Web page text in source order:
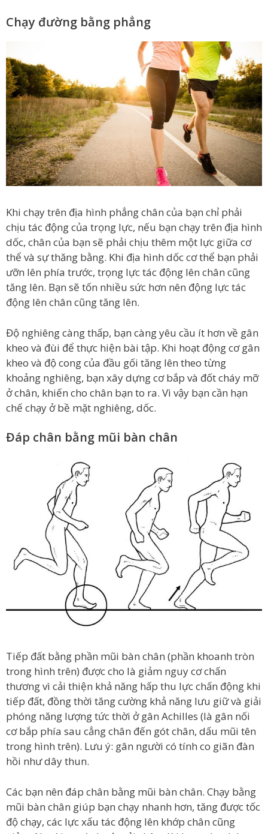
Chạy đường bằng phẳng
Khi chạy trên địa hình phẳng chân của bạn chỉ phải
chịu tác động của trọng lực, nếu bạn chạy trên địa hình
dốc, chân của bạn sẽ phải chịu thêm một lực giữa cơ
thể và sự thăng bằng. Khi địa hình dốc cơ thể bạn phải
ưỡn lên phía trước, trọng lực tác động lên chân cũng
tăng lên. Bạn sẽ tốn nhiều sức hơn nên động lực tác
động lên chân cũng tăng lên.
Độ nghiêng càng thấp, bạn càng yêu cầu ít hơn về gân
kheo và đùi để thực hiện bài tập. Khi hoạt động cơ gân
kheo và độ cong của đầu gối tăng lên theo từng
khoảng nghiêng, bạn xây dựng cơ bắp và đốt cháy mỡ
ở chân, khiến cho chân bạn to ra. Vì vậy bạn cần hạn
chế chạy ở bề mặt nghiêng, dốc.
Đáp chân bằng mũi bàn chân
Tiếp đất bằng phần mũi bàn chân (phần khoanh tròn
trong hình trên) được cho là giảm nguy cơ chấn
thương vì cải thiện khả năng hấp thu lực chấn động khi
tiếp đất, đồng thời tăng cường khả năng lưu giữ và giải
phóng năng lượng tức thời ở gân Achilles (là gân nối
cơ bắp phía sau cẳng chân đến gót chân, dấu mũi tên
trong hình trên). Lưu ý: gân người có tính co giãn đàn
hồi như dây thun.
Các bạn nên đáp chân bằng mũi bàn chân. Chạy bằng
mũi bàn chân giúp bạn chạy nhanh hơn, tăng được tốc
độ chạy, các lực xấu tác động lên khớp chân cũng